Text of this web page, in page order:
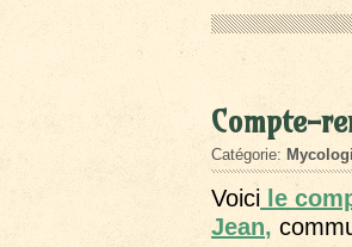
Compte-
Catégorie:
Voici le
Jean,